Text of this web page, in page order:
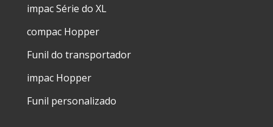
impac Série do XL
compac Hopper
Funil do transportador
impac Hopper
Funil personalizado